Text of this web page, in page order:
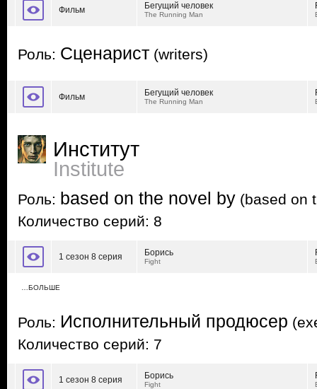
Фильм Бегущий человек
The Running Man
Роль: Сценарист (writers)
Фильм Бегущий человек
The Running Man
Институт
Institute
Роль: based on the novel by (based on
Количество серий: 8
1 сезон 8 серия Борись
Fight
…БОЛЬШЕ
Роль: Исполнительный продюсер
Количество серий: 7
1 сезон 8 серия Борись
Fight